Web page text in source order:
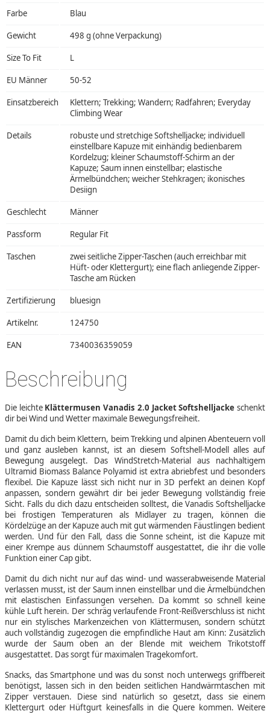
Farbe Blau
Gewicht 498 g (ohne Verpackung)
Size To Fit L
EU Männer 50-52
Einsatzbereich
Klettern; Trekking; Wandern; Radfahren; Everyday
Climbing Wear
Details
robuste und stretchige Softshelljacke; individuell
einstellbare Kapuze mit einhändig bedienbarem
Kordelzug; kleiner Schaumstoff-Schirm an der
Kapuze; Saum innen einstellbar; elastische
Ärmelbündchen; weicher Stehkragen; ikonisches
Desiign
Geschlecht Männer
Passform Regular Fit
Taschen
zwei seitliche Zipper-Taschen (auch erreichbar mit
Hüft- oder Klettergurt); eine flach anliegende Zipper-
Tasche am Rücken
Zertifizierung bluesign
Artikelnr. 124750
EAN 7340036359059
Beschreibung
Die leichte Klättermusen Vanadis 2.0 Jacket Softshelljacke schenkt
dir bei Wind und Wetter maximale Bewegungsfreiheit.
Damit du dich beim Klettern, beim Trekking und alpinen Abenteuern voll
und ganz ausleben kannst, ist an diesem Softshell-Modell alles auf
Bewegung ausgelegt. Das WindStretch-Material aus nachhaltigem
Ultramid Biomass Balance Polyamid ist extra abriebfest und besonders
flexibel. Die Kapuze lässt sich nicht nur in 3D perfekt an deinen Kopf
anpassen, sondern gewährt dir bei jeder Bewegung vollständig freie
Sicht. Falls du dich dazu entscheiden solltest, die Vanadis Softshelljacke
bei frostigen Temperaturen als Midlayer zu tragen, können die
Kördelzüge an der Kapuze auch mit gut wärmenden Fäustlingen bedient
werden. Und für den Fall, dass die Sonne scheint, ist die Kapuze mit
einer Krempe aus dünnem Schaumstoff ausgestattet, die ihr die volle
Funktion einer Cap gibt.
Damit du dich nicht nur auf das wind- und wasserabweisende Material
verlassen musst, ist der Saum innen einstellbar und die Ärmelbündchen
mit elastischen Einfassungen versehen. Da kommt so schnell keine
kühle Luft herein. Der schräg verlaufende Front-Reißverschluss ist nicht
nur ein stylisches Markenzeichen von Klättermusen, sondern schützt
auch vollständig zugezogen die empfindliche Haut am Kinn: Zusätzlich
wurde der Saum oben an der Blende mit weichem Trikotstoff
ausgestattet. Das sorgt für maximalen Tragekomfort.
Snacks, das Smartphone und was du sonst noch unterwegs griffbereit
benötigst, lassen sich in den beiden seitlichen Handwärmtaschen mit
Zipper verstauen. Diese sind natürlich so gesetzt, dass sie einem
Klettergurt oder Hüftgurt keinesfalls in die Quere kommen. Weitere